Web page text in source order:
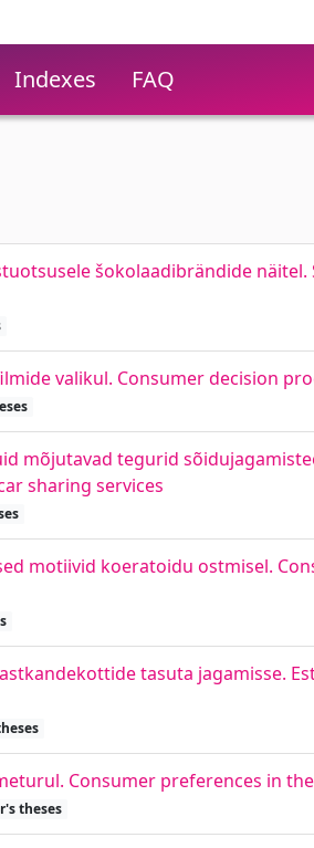
Indexes FAQ
šokolaadibrändide
valikul. Consumer decision
mõjutavad tegurid
sharing services
motiivid koeratoidu ostmisel.
tasuta jagamisse.
Consumer preferences in
theses